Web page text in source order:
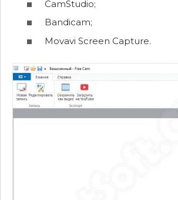
CamStudio;
Bandicam;
Movavi Screen Capture.